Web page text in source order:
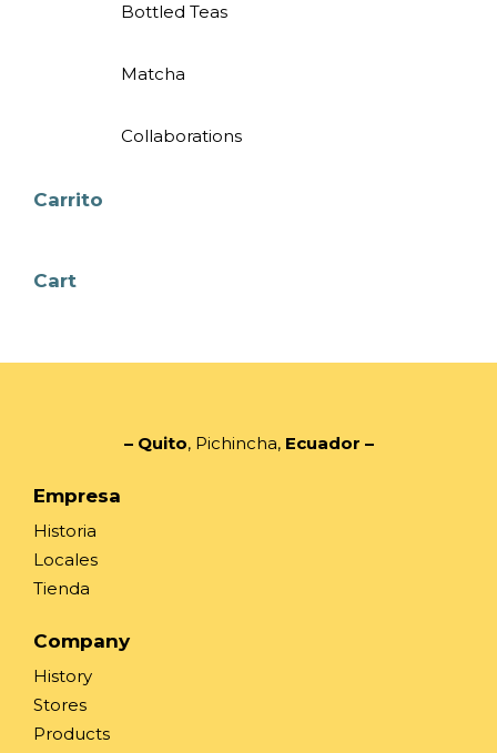
Bottled Teas
Matcha
Collaborations
Carrito
Cart
– Quito, Pichincha, Ecuador –
Empresa
Historia
Locales
Tienda
Company
History
Stores
Products